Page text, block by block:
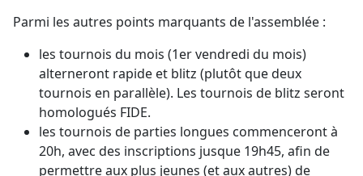
Parmi les autres points marquants de l'assemblée :
les tournois du mois (1er vendredi du mois)
alterneront rapide et blitz (plutôt que deux
tournois en parallèle). Les tournois de blitz seront
homologués FIDE.
les tournois de parties longues commenceront à
20h, avec des inscriptions jusque 19h45, afin de
permettre aux plus jeunes (et aux autres) de